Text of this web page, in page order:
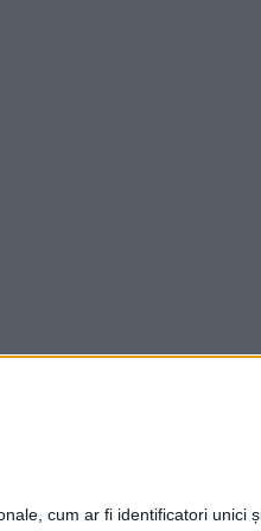
cum ar fi identificatori unici